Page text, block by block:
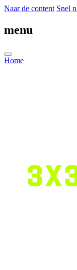
Naar de content Snel
menu
Home